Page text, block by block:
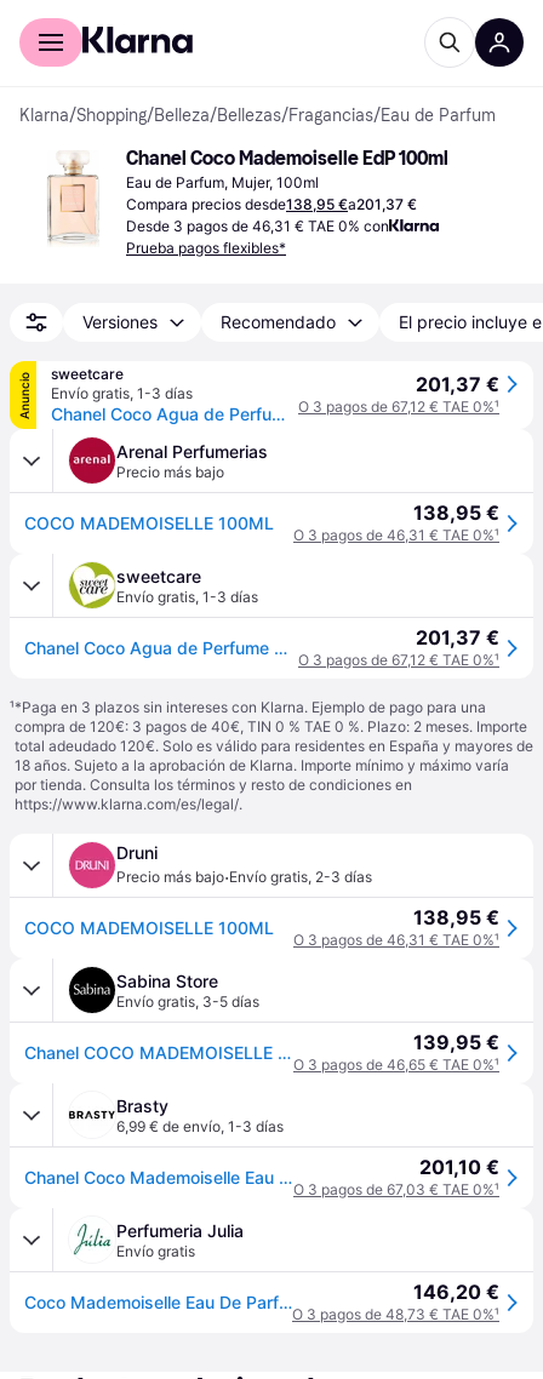
Comprar con Klarna
Klarna/Shopping/Belleza/Bellezas/Fragancias/Eau de Parfum
Chanel Coco Mademoiselle EdP 100ml
Eau de Parfum, Mujer, 100ml
Compara precios desde138,95 €a201,37 €
Desde 3 pagos de 46,31 € TAE 0% con
Prueba pagos flexibles*
Versiones Recomendado El precio incluye
Anuncio
sweetcare
Envío gratis, 1-3 días
Chanel Coco Agua de Perfume Mademoiselle Fragance 100mL
201,37 €
O 3 pagos de 67,12 € TAE 0%¹
Arenal Perfumerias
Precio más bajo
COCO MADEMOISELLE 100ML 138,95 €
O 3 pagos de 46,31 € TAE 0%¹
sweetcare
Envío gratis, 1-3 días
Chanel Coco Agua de Perfume Mademoiselle Fragance 100mL 201,37 €
O 3 pagos de 67,12 € TAE 0%¹
¹*Paga en 3 plazos sin intereses con Klarna. Ejemplo de pago para una
compra de 120€: 3 pagos de 40€, TIN 0 % TAE 0 %. Plazo: 2 meses. Importe
total adeudado 120€. Solo es válido para residentes en España y mayores de
18 años. Sujeto a la aprobación de Klarna. Importe mínimo y máximo varía
por tienda. Consulta los términos y resto de condiciones en
https://www.klarna.com/es/legal/.
Druni
Precio más bajo·Envío gratis, 2-3 días
COCO MADEMOISELLE 100ML 138,95 €
O 3 pagos de 46,31 € TAE 0%¹
Sabina Store
Envío gratis, 3-5 días
Chanel COCO MADEMOISELLE COCO MADEMOISELLE Eau De Parfum Vaporizador 139,95 €
O 3 pagos de 46,65 € TAE 0%¹
Brasty
6,99 € de envío, 1-3 días
Chanel Coco Mademoiselle Eau de Parfum para mujer 100 ml 201,10 €
O 3 pagos de 67,03 € TAE 0%¹
Perfumeria Julia
Envío gratis
Coco Mademoiselle Eau De Parfum Vaporizador 100ml 146,20 €
O 3 pagos de 48,73 € TAE 0%¹